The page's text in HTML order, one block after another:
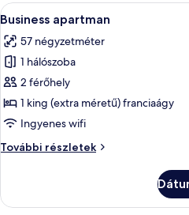
A
következő
szoba
összes
képének
megtekintése:
Business
23
Business apartman
57 négyzetméter
1 hálószoba
2 férőhely
1 king (extra méretű) franciaágy
Ingyenes wifi
További részletek
Business